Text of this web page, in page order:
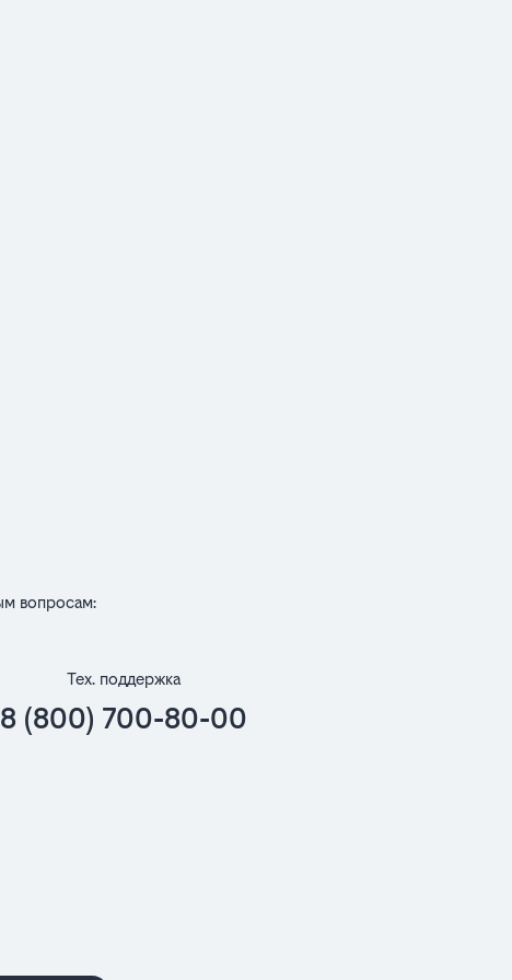
вопросам:
Тех. поддержка
8 (800) 700-80-00